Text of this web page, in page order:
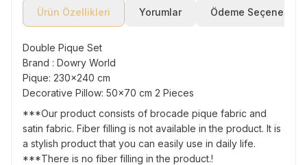
Ürün Özellikleri Yorumlar Ödeme Seçenekleri
Double Pique Set
Brand : Dowry World
Pique: 230x240 cm
Decorative Pillow: 50x70 cm 2 Pieces
***Our product consists of brocade pique fabric and
satin fabric. Fiber filling is not available in the product. It is
a stylish product that you can easily use in daily life.
***There is no fiber filling in the product.!